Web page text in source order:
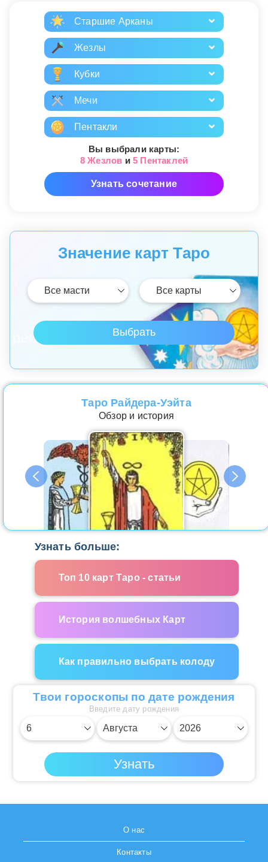
Старшие Арканы
Жезлы
Кубки
Мечи
Пентакли
Вы выбрали карты:
8 Жезлов и 5 Пентаклей
Узнать сочетание
Значение карт Таро
Таро Райдера-Уэйта
Обзор и история
Узнать больше:
Топ 10 карт Таро - статьи
История волшебных Карт
Как правильно выбрать колоду
Твои гороскопы по дате рождения
Введите дату рождения
О нас
Контакты